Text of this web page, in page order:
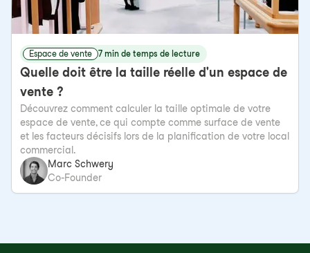
Espace de vente 7 min de temps de lecture
Quelle doit être la taille réelle d'un espace de
vente ?
Découvrez comment calculer la taille optimale de votre
espace de vente, ce qui compte comme surface de vente
et les facteurs décisifs lors de la planification de votre local
commercial.
Marc Schwery
Co-Founder